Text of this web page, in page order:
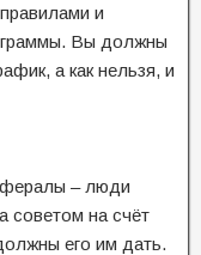
и
Вы должны
а как нельзя, и
– люди
советом на счёт
его им дать.